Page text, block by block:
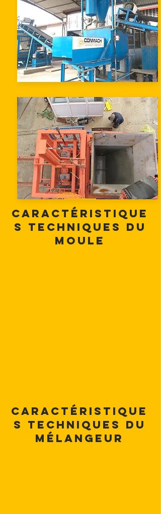
Caractéristique
s techniques du
moule
Caractéristique
s techniques du
mélangeur